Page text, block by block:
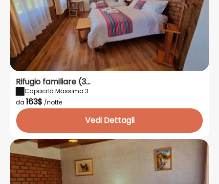
Rifugio familiare (3...
Capacità Massima:3
da 163$ /notte
Vedi Dettagli